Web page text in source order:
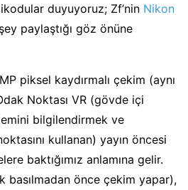
duyuyoruz; Zf’nin Nikon
paylaştığı göz önüne
piksel kaydırmalı çekim (aynı
Noktası VR (gövde içi
bilgilendirmek ve
kullanan) yayın öncesi
baktığımız anlamına gelir.
basılmadan önce çekim yapar),